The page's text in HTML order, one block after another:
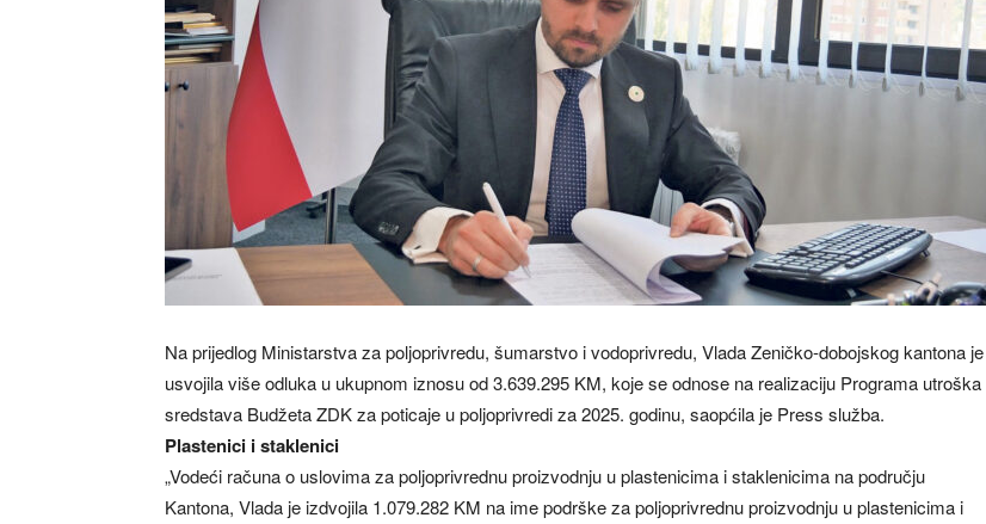
Na prijedlog Ministarstva za poljoprivredu, šumarstvo i vodoprivredu, Vlada Zeničko-dobojskog kantona je
usvojila više odluka u ukupnom iznosu od 3.639.295 KM, koje se odnose na realizaciju Programa utroška
sredstava Budžeta ZDK za poticaje u poljoprivredi za 2025. godinu, saopćila je Press služba.
Plastenici i staklenici
„Vodeći računa o uslovima za poljoprivrednu proizvodnju u plastenicima i staklenicima na području
Kantona, Vlada je izdvojila 1.079.282 KM na ime podrške za poljoprivrednu proizvodnju u plastenicima i